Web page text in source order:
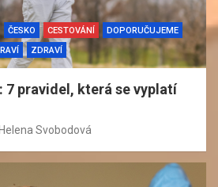
ČESKO CESTOVÁNÍ
DOPORUČUJEME
ZDRAVÍ
7 pravidel, která se vyplatí
Helena Svobodová